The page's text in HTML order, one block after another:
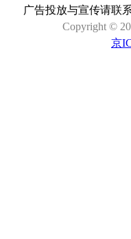
广告投放与宣传请联
Copyright ©
京